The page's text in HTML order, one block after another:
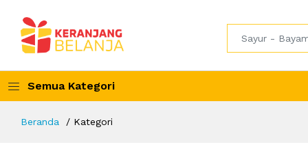
Semua Kategori
Beranda Kategori